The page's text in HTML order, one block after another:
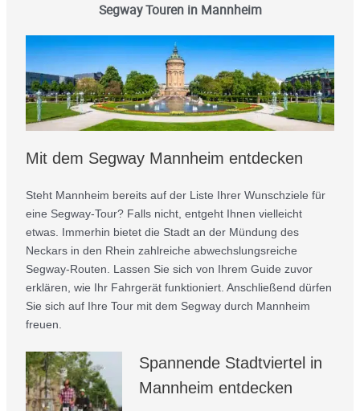
Segway Touren in Mannheim
Mit dem Segway Mannheim entdecken
Steht Mannheim bereits auf der Liste Ihrer Wunschziele für
eine Segway-Tour? Falls nicht, entgeht Ihnen vielleicht
etwas. Immerhin bietet die Stadt an der Mündung des
Neckars in den Rhein zahlreiche abwechslungsreiche
Segway-Routen. Lassen Sie sich von Ihrem Guide zuvor
erklären, wie Ihr Fahrgerät funktioniert. Anschließend dürfen
Sie sich auf Ihre Tour mit dem Segway durch Mannheim
freuen.
Spannende Stadtviertel in
Mannheim entdecken